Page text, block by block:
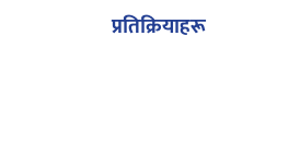
प्रतिक्रियाहरू